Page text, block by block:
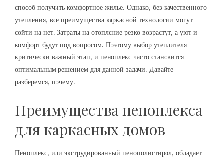
способ получить комфортное жилье. Однако‚ без качественного
утепления‚ все преимущества каркасной технологии могут
сойти на нет. Затраты на отопление резко возрастут‚ а уют и
комфорт будут под вопросом. Поэтому выбор утеплителя –
критически важный этап‚ и пеноплекс часто становится
оптимальным решением для данной задачи. Давайте
разберемся‚ почему.
Преимущества пеноплекса
для каркасных домов
Пеноплекс‚ или экструдированный пенополистирол‚ обладает